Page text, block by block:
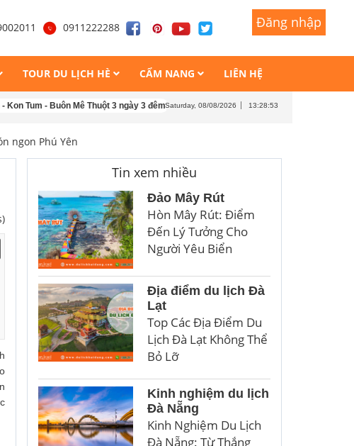
Đăng nhập
0911222288 Đăng nhập
TOUR DU LỊCH HÈ CẨM NANG LIÊN HỆ
Mê Thuột 3 ngày 3 đêm Tour du lịch Singapore Malaysia 5 ngày 4 đêm
Saturday, 08/08/2026 13:28:55
ngon Phú Yên
Tin xem nhiều
Đảo Mây Rút
Hòn Mây Rút: Điểm
Đến Lý Tưởng Cho
Người Yêu Biển
Địa điểm du lịch Đà
Lạt
Top Các Địa Điểm Du
Lịch Đà Lạt Không Thể
Bỏ Lỡ
Kinh nghiệm du lịch
Đà Nẵng
Kinh Nghiệm Du Lịch
Đà Nẵng: Từ Thắng